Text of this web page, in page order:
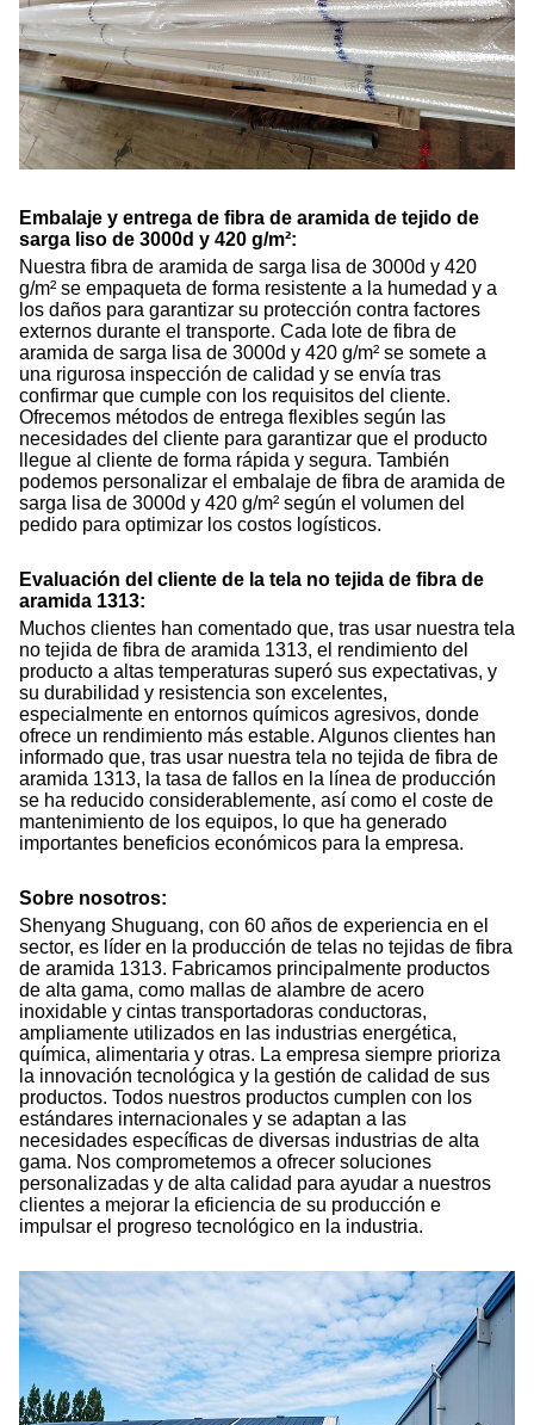
Embalaje y entrega de fibra de aramida de tejido de
sarga liso de 3000d y 420 g/m²:
Nuestra fibra de aramida de sarga lisa de 3000d y 420
g/m² se empaqueta de forma resistente a la humedad y a
los daños para garantizar su protección contra factores
externos durante el transporte. Cada lote de fibra de
aramida de sarga lisa de 3000d y 420 g/m² se somete a
una rigurosa inspección de calidad y se envía tras
confirmar que cumple con los requisitos del cliente.
Ofrecemos métodos de entrega flexibles según las
necesidades del cliente para garantizar que el producto
llegue al cliente de forma rápida y segura. También
podemos personalizar el embalaje de fibra de aramida de
sarga lisa de 3000d y 420 g/m² según el volumen del
pedido para optimizar los costos logísticos.
Evaluación del cliente de la tela no tejida de fibra de
aramida 1313:
Muchos clientes han comentado que, tras usar nuestra tela
no tejida de fibra de aramida 1313, el rendimiento del
producto a altas temperaturas superó sus expectativas, y
su durabilidad y resistencia son excelentes,
especialmente en entornos químicos agresivos, donde
ofrece un rendimiento más estable. Algunos clientes han
informado que, tras usar nuestra tela no tejida de fibra de
aramida 1313, la tasa de fallos en la línea de producción
se ha reducido considerablemente, así como el coste de
mantenimiento de los equipos, lo que ha generado
importantes beneficios económicos para la empresa.
Sobre nosotros:
Shenyang Shuguang, con 60 años de experiencia en el
sector, es líder en la producción de telas no tejidas de fibra
de aramida 1313. Fabricamos principalmente productos
de alta gama, como mallas de alambre de acero
inoxidable y cintas transportadoras conductoras,
ampliamente utilizados en las industrias energética,
química, alimentaria y otras. La empresa siempre prioriza
la innovación tecnológica y la gestión de calidad de sus
productos. Todos nuestros productos cumplen con los
estándares internacionales y se adaptan a las
necesidades específicas de diversas industrias de alta
gama. Nos comprometemos a ofrecer soluciones
personalizadas y de alta calidad para ayudar a nuestros
clientes a mejorar la eficiencia de su producción e
impulsar el progreso tecnológico en la industria.